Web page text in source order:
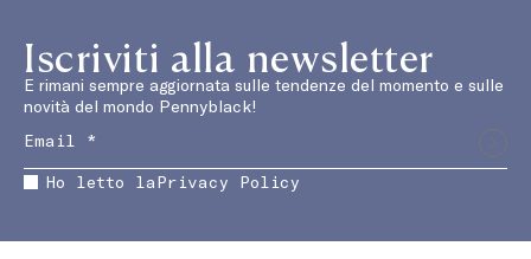
Iscriviti alla newsletter
E rimani sempre aggiornata sulle tendenze del momento e sulle
novità del mondo Pennyblack!
Ho letto laPrivacy Policy